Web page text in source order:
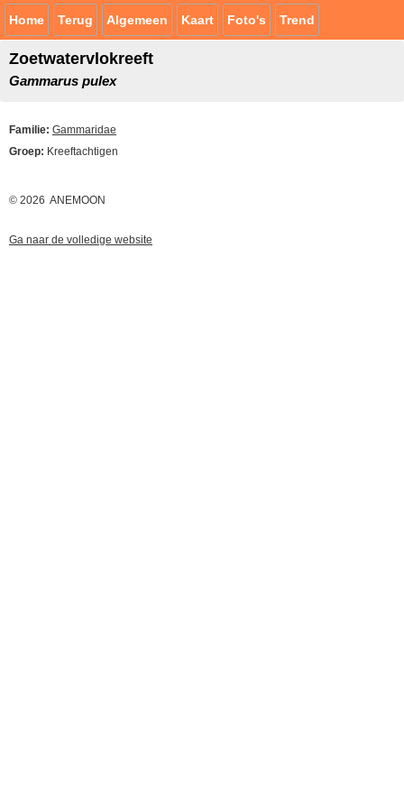
Home Terug Algemeen Kaart Foto's Trend
Zoetwatervlokreeft
Gammarus pulex
Familie: Gammaridae
Groep: Kreeftachtigen
© 2026 ANEMOON
Ga naar de volledige website